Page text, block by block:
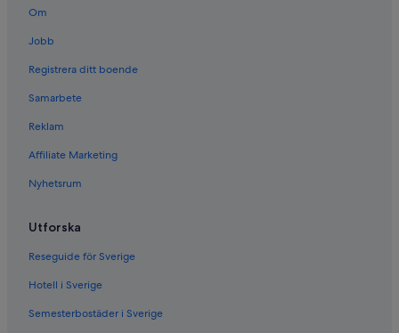
Om
Jobb
Registrera ditt boende
Samarbete
Reklam
Affiliate Marketing
Nyhetsrum
Utforska
Reseguide för Sverige
Hotell i Sverige
Semesterbostäder i Sverige